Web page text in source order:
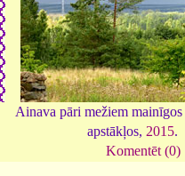
Ainava pāri mežiem mainīgos
apstākļos, 2015.
Komentēt (0)